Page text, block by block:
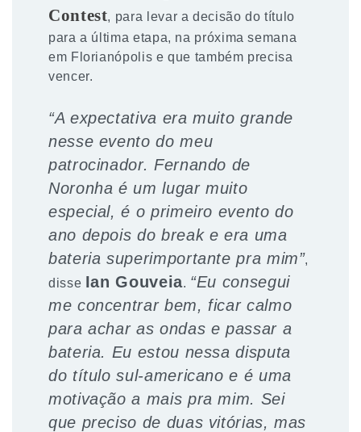
Contest, para levar a decisão do título
para a última etapa, na próxima semana
em Florianópolis e que também precisa
vencer.
“A expectativa era muito grande
nesse evento do meu
patrocinador. Fernando de
Noronha é um lugar muito
especial, é o primeiro evento do
ano depois do break e era uma
bateria superimportante pra mim”,
disse Ian Gouveia. “Eu consegui
me concentrar bem, ficar calmo
para achar as ondas e passar a
bateria. Eu estou nessa disputa
do título sul-americano e é uma
motivação a mais pra mim. Sei
que preciso de duas vitórias, mas